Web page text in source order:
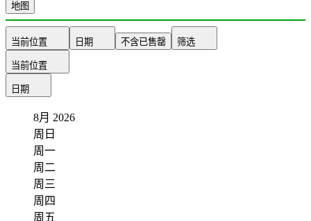
地图
当前位置 日期 不含已售罄 筛选
当前位置
日期
8月 2026
周日
周一
周二
周三
周四
周五